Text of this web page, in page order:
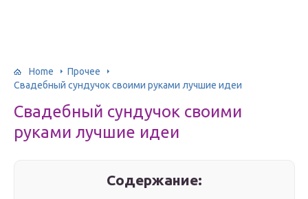
Home
Прочее
Свадебный сундучок своими руками лучшие идеи
Свадебный сундучок своими
руками лучшие идеи
Содержание: